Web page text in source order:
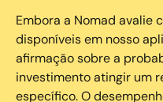
Embora a Nomad avalie
disponíveis em nosso
afirmação sobre a
investimento atingir um
específico. O